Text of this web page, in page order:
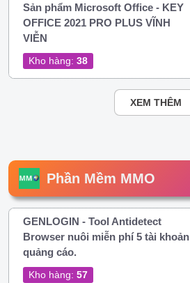
Sản phẩm Microsoft Office - KEY
OFFICE 2021 PRO PLUS VĨNH
VIỄN
Kho hàng: 38
XEM THÊM
Phần Mềm MMO
GENLOGIN - Tool Antidetect
Browser nuôi miễn phí 5 tài khoản
quảng cáo.
Kho hàng: 57